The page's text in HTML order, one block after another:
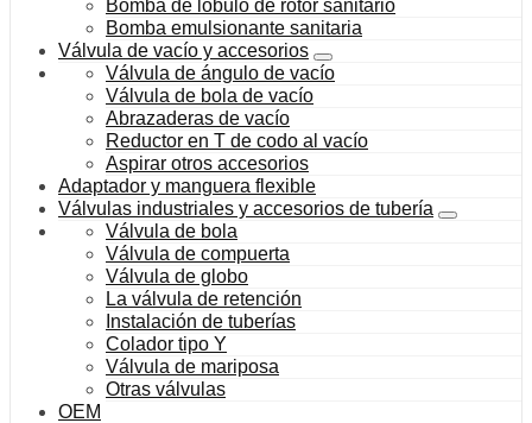
Bomba de lóbulo de rotor sanitario
Bomba emulsionante sanitaria
Válvula de vacío y accesorios
Válvula de ángulo de vacío
Válvula de bola de vacío
Abrazaderas de vacío
Reductor en T de codo al vacío
Aspirar otros accesorios
Adaptador y manguera flexible
Válvulas industriales y accesorios de tubería
Válvula de bola
Válvula de compuerta
Válvula de globo
La válvula de retención
Instalación de tuberías
Colador tipo Y
Válvula de mariposa
Otras válvulas
OEM